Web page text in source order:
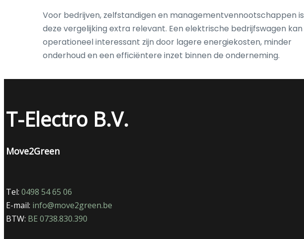
Voor bedrijven, zelfstandigen en managementvennootschappen is
deze vergelijking extra relevant. Een elektrische bedrijfswagen kan
operationeel interessant zijn door lagere energiekosten, minder
onderhoud en een efficiëntere inzet binnen de onderneming.
T-Electro B.V.
Move2Green
Tel: 0498 54 65 06
E-mail: info@move2green.be
BTW: BE 0738.830.390